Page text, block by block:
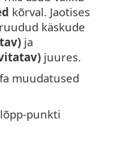
kõrval. Jaotises
käskude
ja
juures.
muudatused
punkti